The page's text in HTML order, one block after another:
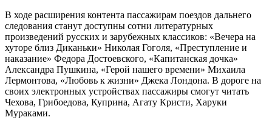
В ходе расширения контента пассажирам поездов дальнего
следования станут доступны сотни литературных
произведений русских и зарубежных классиков: «Вечера на
хуторе близ Диканьки» Николая Гоголя, «Преступление и
наказание» Федора Достоевского, «Капитанская дочка»
Александра Пушкина, «Герой нашего времени» Михаила
Лермонтова, «Любовь к жизни» Джека Лондона. В дороге на
своих электронных устройствах пассажиры смогут читать
Чехова, Грибоедова, Куприна, Агату Кристи, Харуки
Мураками.